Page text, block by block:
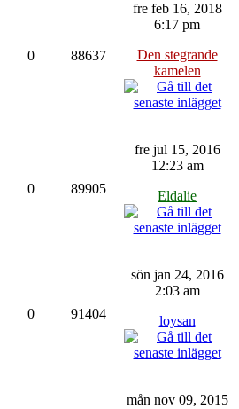
0 88637
fre feb 16, 2018
6:17 pm
Den stegrande
kamelen
0 89905
fre jul 15, 2016
12:23 am
Eldalie
0 91404
sön jan 24, 2016
2:03 am
loysan
mån nov 09, 2015